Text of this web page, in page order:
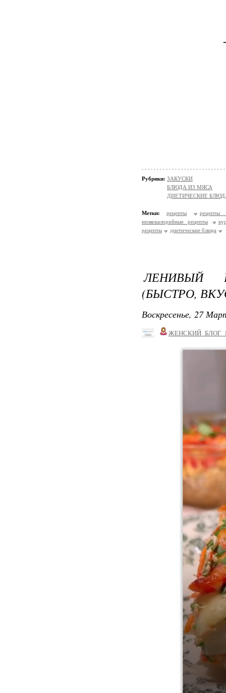
Рубрики: ЗАКУСКИ
БЛЮДА ИЗ МЯСА
ДИЕТИЧЕСКИЕ
Метки: рецепты
рецепты
низкокалорийные рецепты
рецепты
диетические блюда
ЛЕНИВЫЙ
(БЫСТРО,
Воскресенье, 27